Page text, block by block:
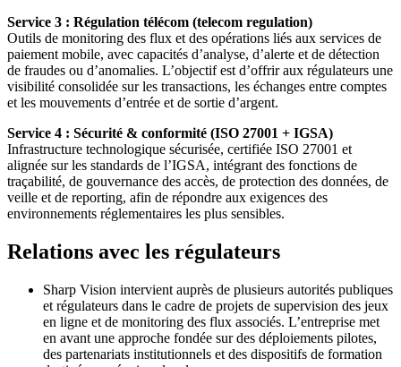
Service 3 : Régulation télécom (telecom regulation)
Outils de monitoring des flux et des opérations liés aux services de
paiement mobile, avec capacités d’analyse, d’alerte et de détection
de fraudes ou d’anomalies. L’objectif est d’offrir aux régulateurs une
visibilité consolidée sur les transactions, les échanges entre comptes
et les mouvements d’entrée et de sortie d’argent.
Service 4 : Sécurité & conformité (ISO 27001 + IGSA)
Infrastructure technologique sécurisée, certifiée ISO 27001 et
alignée sur les standards de l’IGSA, intégrant des fonctions de
traçabilité, de gouvernance des accès, de protection des données, de
veille et de reporting, afin de répondre aux exigences des
environnements réglementaires les plus sensibles.
Relations avec les régulateurs
Sharp Vision intervient auprès de plusieurs autorités publiques
et régulateurs dans le cadre de projets de supervision des jeux
en ligne et de monitoring des flux associés. L’entreprise met
en avant une approche fondée sur des déploiements pilotes,
des partenariats institutionnels et des dispositifs de formation